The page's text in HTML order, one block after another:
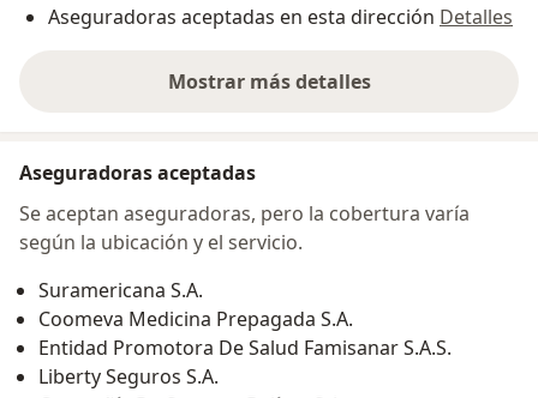
Aseguradoras aceptadas en esta dirección Detalles
Mostrar más detalles
sobre la dirección
Aseguradoras aceptadas
Se aceptan aseguradoras, pero la cobertura varía
según la ubicación y el servicio.
Suramericana S.A.
Coomeva Medicina Prepagada S.A.
Entidad Promotora De Salud Famisanar S.A.S.
Liberty Seguros S.A.